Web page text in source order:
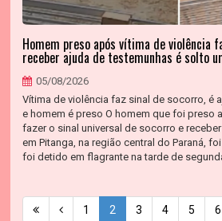
Homem preso após vítima de violência
receber ajuda de testemunhas é solto
05/08/2026
Vítima de violência faz sinal de socorro, é
e homem é preso O homem que foi preso
fazer o sinal universal de socorro e
em Pitanga, na região central do Paraná,
foi detido em flagrante na tarde de
1 2 3 4 5 6